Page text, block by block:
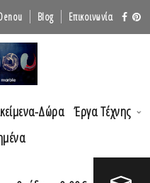
Blog Επικοινωνία
Δώρα Έργα Τέχνης